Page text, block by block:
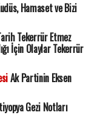
Hamaset ve Bizi
Tekerrür Etmez
İçin Olaylar Tekerrür
Ak Partinin Eksen
Gezi Notları